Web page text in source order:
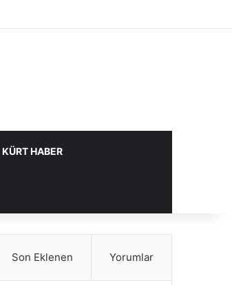
KÜRT HABER
Son Eklenen Yorumlar